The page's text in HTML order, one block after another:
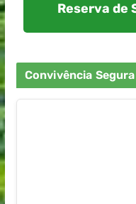
Reserva de
Convivência